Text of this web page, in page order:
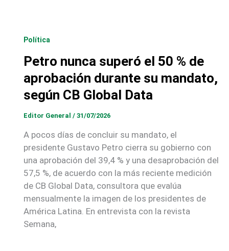
Política
Petro nunca superó el 50 % de
aprobación durante su mandato,
según CB Global Data
Editor General / 31/07/2026
A pocos días de concluir su mandato, el
presidente Gustavo Petro cierra su gobierno con
una aprobación del 39,4 % y una desaprobación del
57,5 %, de acuerdo con la más reciente medición
de CB Global Data, consultora que evalúa
mensualmente la imagen de los presidentes de
América Latina. En entrevista con la revista
Semana,